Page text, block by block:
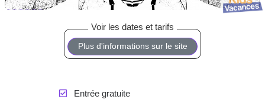
Plus d'informations sur le site
Entrée gratuite